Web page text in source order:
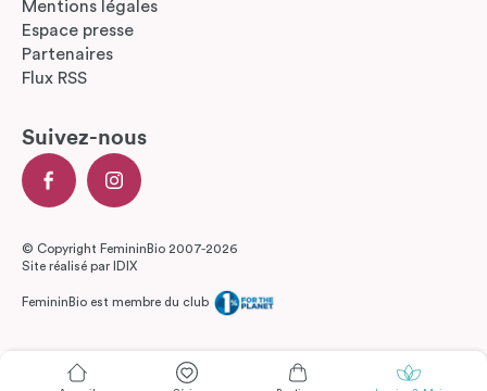
Mentions légales
Espace presse
Partenaires
Flux RSS
Suivez-nous
© Copyright FemininBio 2007-2026
Site réalisé par
IDIX
FemininBio est membre du club